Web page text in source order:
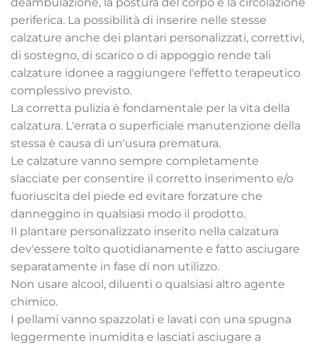
periferica. La possibilità di inserire nelle stesse
calzature anche dei plantari personalizzati, correttivi,
di sostegno, di scarico o di appoggio rende tali
calzature idonee a raggiungere l'effetto terapeutico
complessivo previsto.
La corretta pulizia è fondamentale per la vita della
calzatura. L'errata o superficiale manutenzione della
stessa è causa di un'usura prematura.
Le calzature vanno sempre completamente
slacciate per consentire il corretto inserimento e/o
fuoriuscita del piede ed evitare forzature che
danneggino in qualsiasi modo il prodotto.
Il plantare personalizzato inserito nella calzatura
dev'essere tolto quotidianamente e fatto asciugare
separatamente in fase di non utilizzo.
Non usare alcool, diluenti o qualsiasi altro agente
chimico.
I pellami vanno spazzolati e lavati con una spugna
leggermente inumidita e lasciati asciugare a